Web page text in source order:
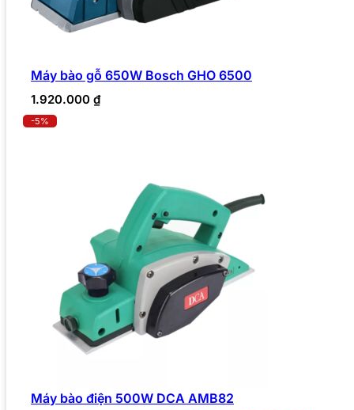
Máy bào gỗ 650W Bosch GHO 6500
1.920.000 ₫
-5%
Máy bào điện 500W DCA AMB82